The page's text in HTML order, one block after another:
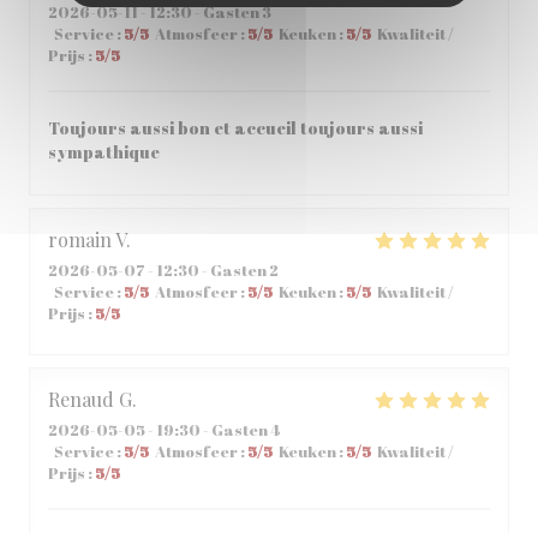
2026-05-11- 12:30 - Gasten 3
Service : 5/5 Atmosfeer: 5/5 Keuken: 5/5 Kwaliteit /
Prijs :5/5
Toujours aussi bon et accueil toujours aussi
sympathique
romainV
2026-05-07 - 12:30 - Gasten 2
Service :5/5 Atmosfeer:5/5 Keuken:5/5 Kwaliteit /
Prijs :5/5
Renaud G
2026-05-05- 19:30 - Gasten 4
Service :5/5 Atmosfeer:5/5 Keuken:5/5 Kwaliteit /
Prijs :5/5